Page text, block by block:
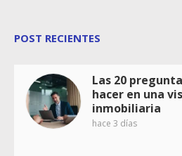
POST RECIENTES
Las 20
hacer en una
inmobiliaria
hace 3 días